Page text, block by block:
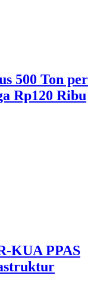
500 Ton per
Rp120 Ribu
KUA PPAS